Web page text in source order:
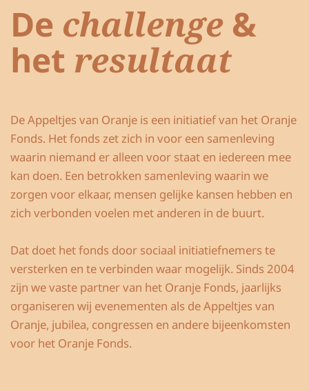
De challenge &
het resultaat
De Appeltjes van Oranje is een initiatief van het Oranje
Fonds. Het fonds zet zich in voor een samenleving
waarin niemand er alleen voor staat en iedereen mee
kan doen. Een betrokken samenleving waarin we
zorgen voor elkaar, mensen gelijke kansen hebben en
zich verbonden voelen met anderen in de buurt.
Dat doet het fonds door sociaal initiatiefnemers te
versterken en te verbinden waar mogelijk. Sinds 2004
zijn we vaste partner van het Oranje Fonds, jaarlijks
organiseren wij evenementen als de Appeltjes van
Oranje, jubilea, congressen en andere bijeenkomsten
voor het Oranje Fonds.